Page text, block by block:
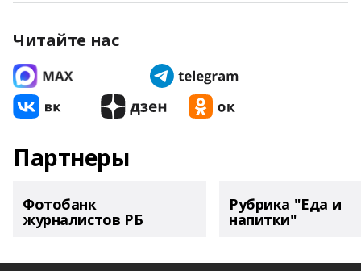
Читайте нас
Партнеры
Фотобанк
журналистов РБ
Рубрика "Еда и
напитки"